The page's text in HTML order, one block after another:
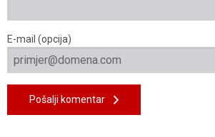
E-mail (opcija)
Pošalji komentar